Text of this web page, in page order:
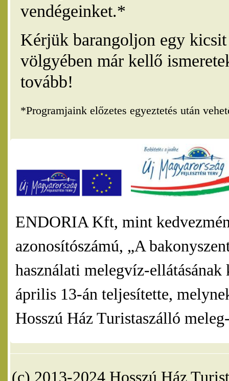
vendégeinket.*
Kérjük barangoljon egy
völgyében már kellő
tovább!
*Programjaink előzetes egyeztetés után
ENDORIA Kft, mint
azonosítószámú, „A
használati melegvíz-
április 13-án teljesítette,
Hosszú Ház Turistaszálló
(c) 2013-2024 Hosszú Ház